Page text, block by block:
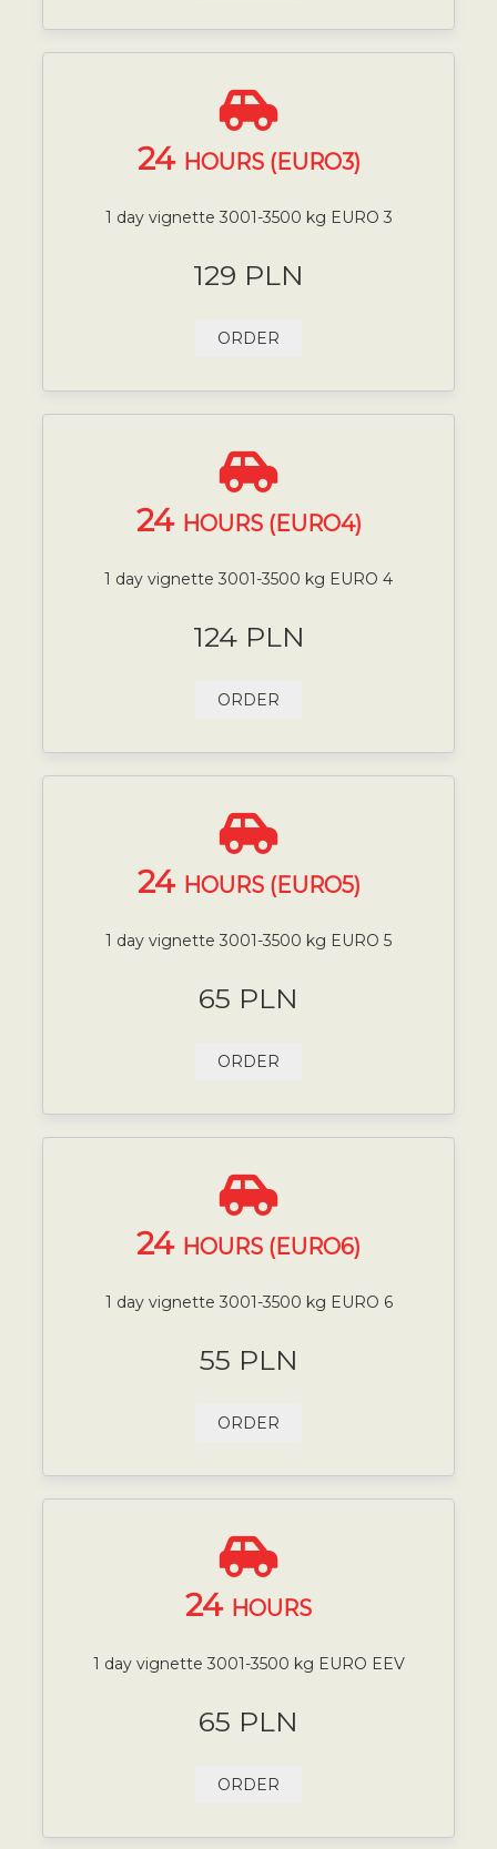
24 HOURS (EURO3)
1 day vignette 3001-3500 kg EURO 3
129 PLN
ORDER
24 HOURS (EURO4)
1 day vignette 3001-3500 kg EURO 4
124 PLN
ORDER
24 HOURS (EURO5)
1 day vignette 3001-3500 kg EURO 5
65 PLN
ORDER
24 HOURS (EURO6)
1 day vignette 3001-3500 kg EURO 6
55 PLN
ORDER
24 HOURS
1 day vignette 3001-3500 kg EURO EEV
65 PLN
ORDER